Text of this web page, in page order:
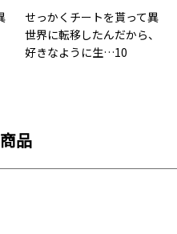
せっかくチートを貰って異
世界に転移したんだから、
好きなように生…10
品